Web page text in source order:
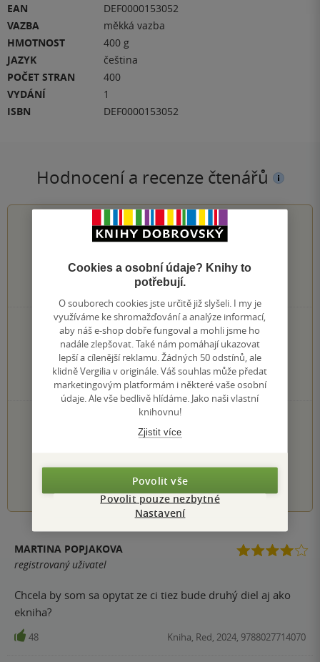
EAN
DEF0000153052
VAZBA
měkká vazba
HMOTNOST
400 g
JAZYK
čeština
POČET STRAN
400
VYDÁNÍ
1
ISBN
DEF0000153052
Hodnocení a recenze čtenářů
4.6z5
hodnocení čtenářů
223×
5 hvězdiček
83×
4 hvězdičky
28×
3 hvězdičky
3×
2 hvězdičky
1×
1 hvezdička
PŘIDEJTE SVÉ HODNOCENÍ KNIHY
Hodnocení našich knihkupců: 0.0 z 5
2 3 4 5
MARTINA POPJAKOVA
registrovaný uživatel
Chcela by som sa opytat ze ci tiez bude druhý diel aj ako
ekniha?
48 Kniha, Red, 2024, 9788027714070
Cookies a osobní údaje? Knihy to
potřebují.
O souborech cookies jste určitě již slyšeli. I my je
využíváme ke shromažďování a analýze informací,
aby náš e-shop dobře fungoval a mohli jsme ho
nadále zlepšovat. Také nám pomáhají ukazovat
lepší a cílenější reklamu. Žádných 50 odstínů, ale
klidně Vergilia v originále. Váš souhlas může předat
marketingovým platformám i některé vaše osobní
údaje. Ale vše bedlivě hlídáme. Jako naši vlastní
knihovnu!
Zjistit více
Povolit vše
Povolit pouze nezbytné
Nastavení